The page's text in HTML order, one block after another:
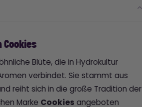
Cookies
Blüte, die in Hydrokultur
verbindet. Sie stammt aus
reiht sich in die große Tradition der
Marke Cookies angeboten